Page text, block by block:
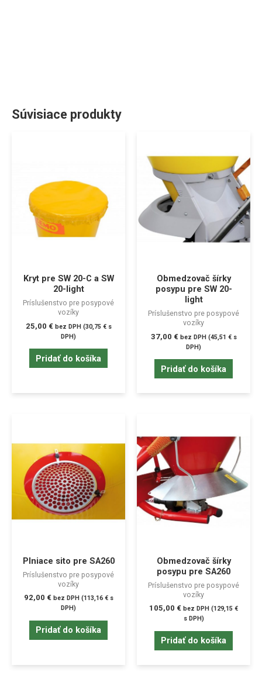
Súvisiace produkty
Kryt pre SW 20-C a SW
20-light
Príslušenstvo pre posypové
vozíky
25,00 € bez DPH (30,75 €s
DPH)
Pridať do košíka
Obmedzovač šírky
posypu pre SW 20-
light
Príslušenstvo pre posypové
vozíky
37,00 € bez DPH (45,51 €s
DPH)
Pridať do košíka
Plniace sito pre SA260
Príslušenstvo pre posypové
vozíky
92,00 € bez DPH (113,16 €s
DPH)
Pridať do košíka
Obmedzovač šírky
posypu pre SA260
Príslušenstvo pre posypové
vozíky
105,00 € bez DPH (129,15 €
s DPH)
Pridať do košíka